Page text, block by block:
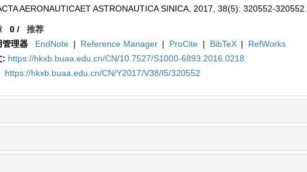
AERONAUTICAET ASTRONAUTICA SINICA, 2017, 38(5): 320552-320552.
0 /推荐
管理器
EndNote | Reference Manager | ProCite | BibTeX |
RefWorks
: https://hkxb.buaa.edu.cn/CN/10.7527/S1000-6893.2016.0218
https://hkxb.buaa.edu.cn/CN/Y2017/V38/I5/320552